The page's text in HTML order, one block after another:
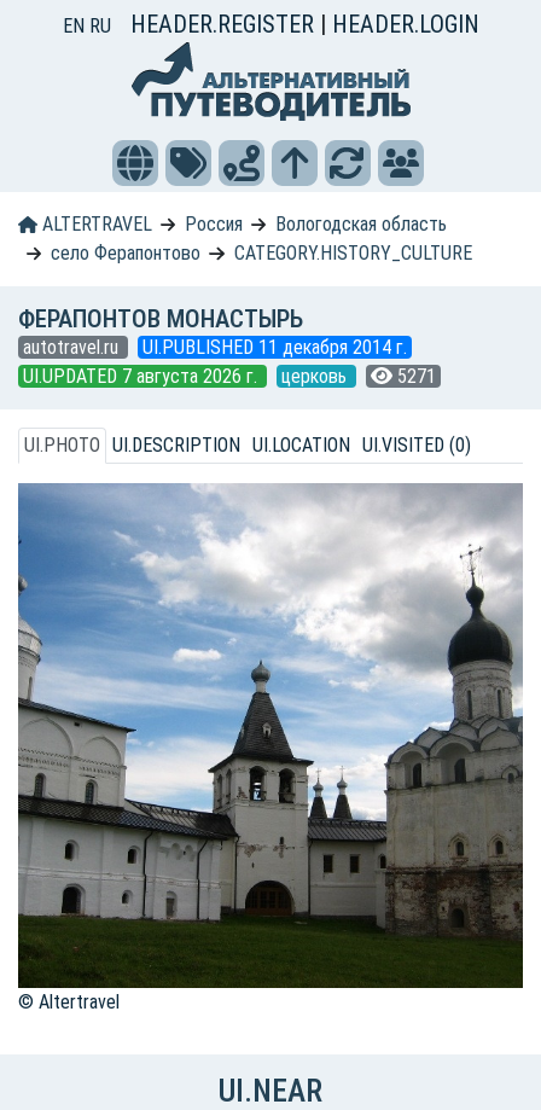
EN RU HEADER.REGISTER | HEADER.LOGIN
ALTERTRAVEL Россия
Вологодская область
село Ферапонтово
CATEGORY.HISTORY_CULTURE
ФЕРАПОНТОВ МОНАСТЫРЬ
autotravel.ru
UI.PUBLISHED 11 декабря 2014 г.
UI.UPDATED 7 августа 2026 г.
церковь 5271
UI.PHOTO UI.DESCRIPTION UI.LOCATION UI.VISITED (0)
© Altertravel
UI.NEAR